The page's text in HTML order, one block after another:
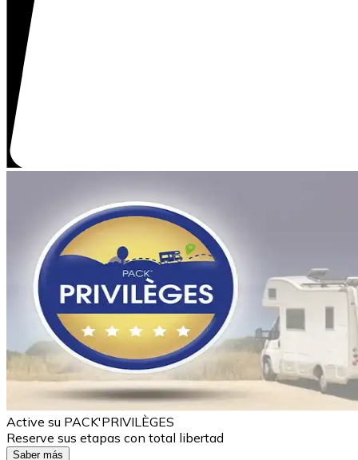
Active su PACK'PRIVILÈGES
Reserve sus etapas con total libertad
Saber más